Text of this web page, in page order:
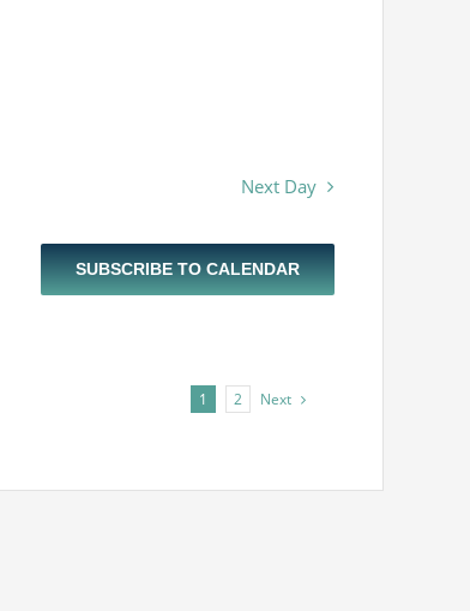
Next Day
SUBSCRIBE TO CALENDAR
1 2 Next